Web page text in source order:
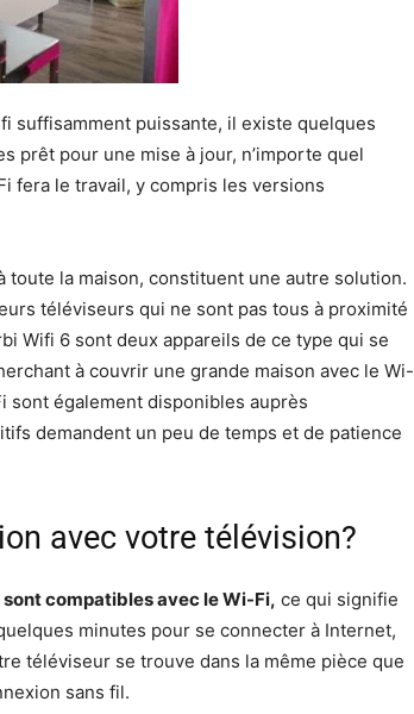
suffisamment puissante, il existe quelques
prêt pour une mise à jour, n’importe quel
fera le travail, y compris les versions
la maison, constituent une autre solution.
téléviseurs qui ne sont pas tous à proximité
Wifi 6 sont deux appareils de ce type qui se
à couvrir une grande maison avec le Wi-
sont également disponibles auprès
demandent un peu de temps et de patience
avec votre télévision?
sont compatibles avec le Wi-Fi, ce qui signifie
minutes pour se connecter à Internet,
téléviseur se trouve dans la même pièce que
sans fil.